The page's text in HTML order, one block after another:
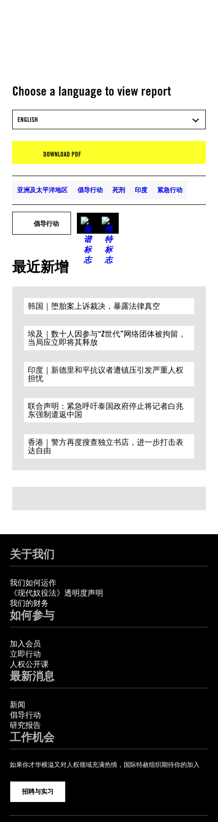
Choose a language to view report
ENGLISH
DOWNLOAD PDF
亚洲及太平洋地区 倡导行动 死刑 印度 紧急行动
倡导行动
最近新增
韩国｜堕胎案上诉裁决，暴露法律真空
埃及｜数十人因参与“Z世代”网络团体被拘留，
当局应立即将其释放
印度｜新德里和平抗议者遭镇压引发严重人权
担忧
联合声明：紧急呼吁泰国政府停止将记者白兆
东强制遣返中国
香港｜警方再度搜查独立书店，进一步打击表
达自由
关于我们
我们如何运作
《现代奴役法》透明度声明
我们的财务
如何参与
加入会员
立即行动
人权公开课
最新消息
新闻
倡导行动
研究报告
工作机会
如果你才华横溢又对人权领域充满热情，国际特赦组织期待你的加入
招聘与实习